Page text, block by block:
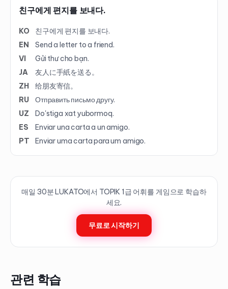
친구에게 편지를 보내다.
KO
친구에게 편지를 보내다.
EN
Send a letter to a friend.
VI
Gửi thư cho bạn.
JA
友人に手紙を送る。
ZH
给朋友寄信。
RU
Отправить письмо другу.
UZ
Do'stiga xat yubormoq.
ES
Enviar una carta a un amigo.
PT
Enviar uma carta para um amigo.
매일 30분 LUKATO에서 TOPIK 1급 어휘를 게임으로 학습하
세요.
무료로 시작하기
관련 학습